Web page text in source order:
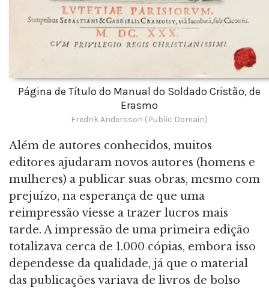
Página de Título do Manual do Soldado Cristão, de
Erasmo
Fredrik Andersson (Public Domain)
Além de autores conhecidos, muitos
editores ajudaram novos autores (homens e
mulheres) a publicar suas obras, mesmo com
prejuízo, na esperança de que uma
reimpressão viesse a trazer lucros mais
tarde. A impressão de uma primeira edição
totalizava cerca de 1.000 cópias, embora isso
dependesse da qualidade, já que o material
das publicações variava de livros de bolso